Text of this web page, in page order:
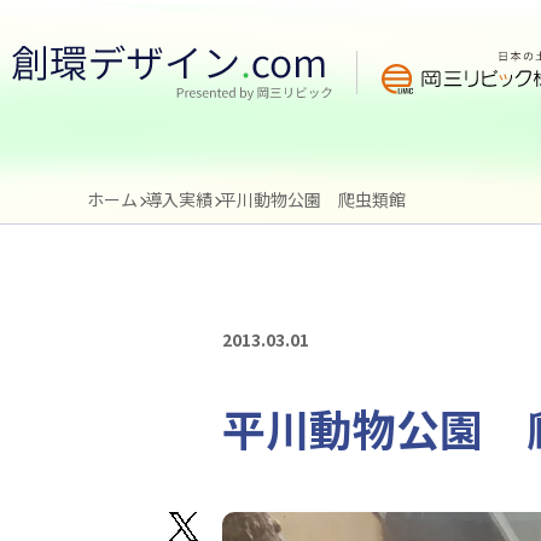
ホーム 導入実績 平川動物公園 爬虫類館
2013.03.01
平川動物公園